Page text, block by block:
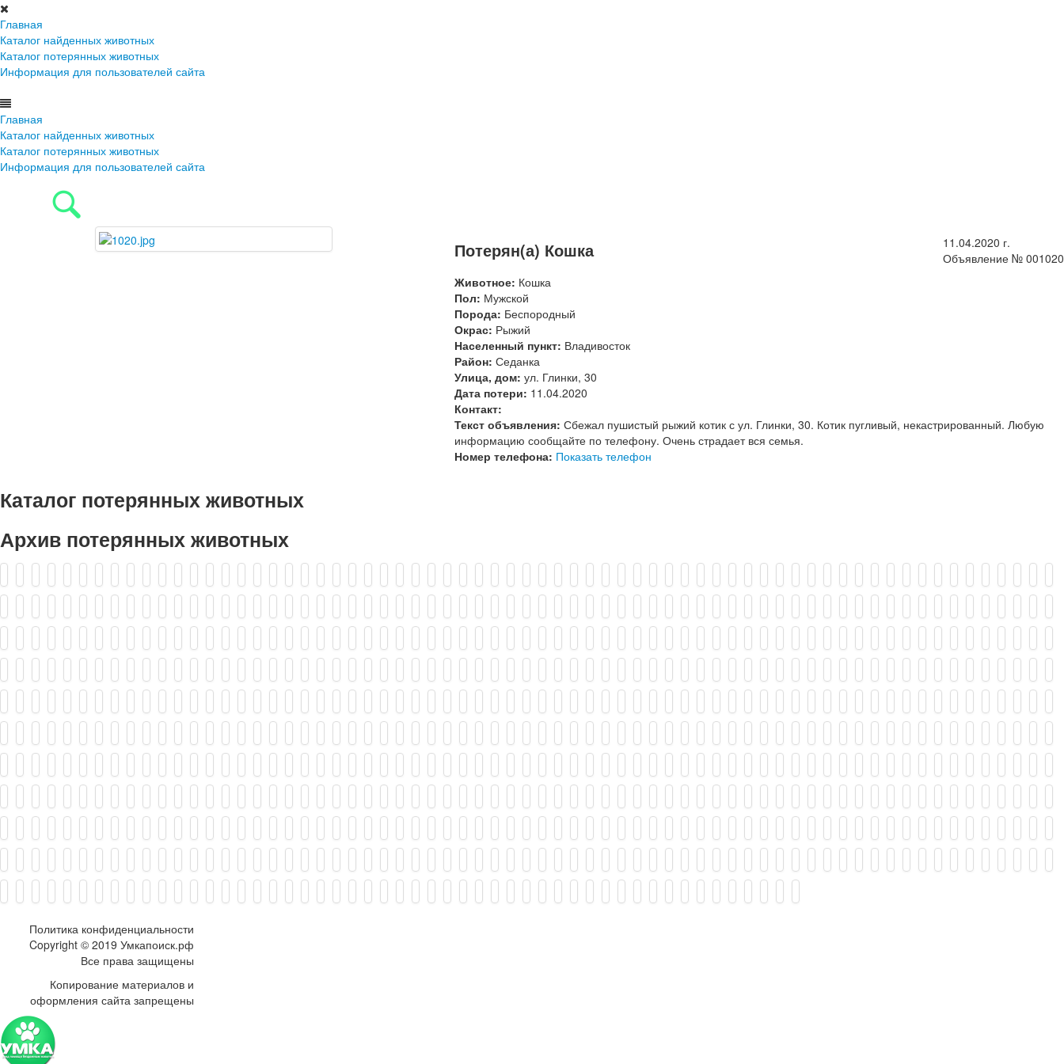
Главная
Каталог найденных животных
Каталог потерянных животных
Информация для пользователей сайта
Главная
Каталог найденных животных
Каталог потерянных животных
Информация для пользователей сайта
11.04.2020 г.
Объявление № 001020
Потерян(а) Кошка
Животное: Кошка
Пол: Мужской
Порода: Беспородный
Окрас: Рыжий
Населенный пункт: Владивосток
Район:Седанка
Улица, дом:ул. Глинки, 30
Дата потери: 11.04.2020
Контакт:
Текст объявления:Сбежал пушистый рыжий котик с ул. Глинки, 30. Котик пугливый, некастрированный. Любую
информацию сообщайте по телефону. Очень страдает вся семья.
Номер телефона: Показать телефон
Каталог потерянных животных
Архив потерянных животных
Политика конфиденциальности
Copyright © 2019 Умкапоиск.рф
Все права защищены
Копирование материалов и
оформления сайта запрещены